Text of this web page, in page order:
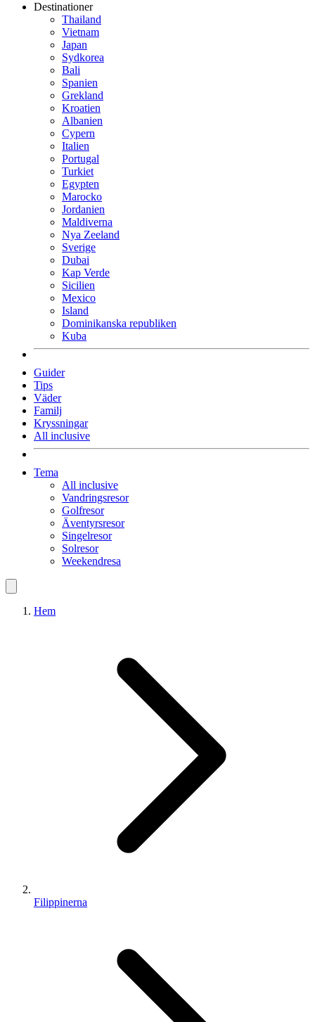
Destinationer
Thailand
Vietnam
Japan
Sydkorea
Bali
Spanien
Grekland
Kroatien
Albanien
Cypern
Italien
Portugal
Turkiet
Egypten
Marocko
Jordanien
Maldiverna
Nya Zeeland
Sverige
Dubai
Kap Verde
Sicilien
Mexico
Island
Dominikanska republiken
Kuba
Guider
Tips
Väder
Familj
Kryssningar
All inclusive
Tema
All inclusive
Vandringsresor
Golfresor
Äventyrsresor
Singelresor
Solresor
Weekendresa
Hem
Filippinerna